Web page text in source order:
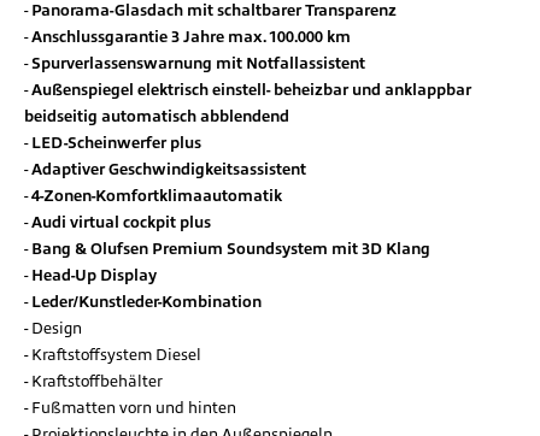
Panorama-Glasdach mit schaltbarer Transparenz
Anschlussgarantie 3 Jahre max. 100.000 km
Spurverlassenswarnung mit Notfallassistent
Außenspiegel elektrisch einstell- beheizbar und anklappbar
beidseitig automatisch abblendend
LED-Scheinwerfer plus
Adaptiver Geschwindigkeitsassistent
4-Zonen-Komfortklimaautomatik
Audi virtual cockpit plus
Bang & Olufsen Premium Soundsystem mit 3D Klang
Head-Up Display
Leder/Kunstleder-Kombination
Design
Kraftstoffsystem Diesel
Kraftstoffbehälter
Fußmatten vorn und hinten